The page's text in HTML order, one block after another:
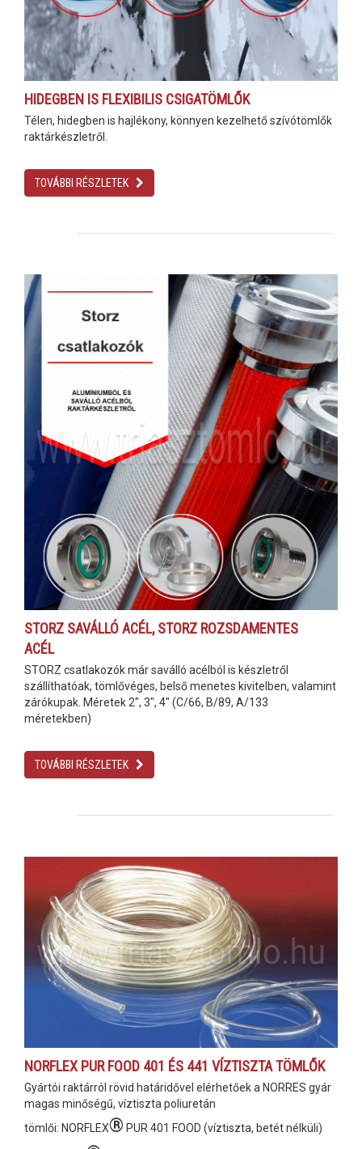
HIDEGBEN IS FLEXIBILIS CSIGATÖMLŐK
Télen, hidegben is hajlékony, könnyen kezelhető szívótömlők
raktárkészletről.
TOVÁBBI RÉSZLETEK
STORZ SAVÁLLÓ ACÉL, STORZ ROZSDAMENTES
ACÉL
STORZ csatlakozók már saválló acélból is készletről
szállíthatóak, tömlővéges, belső menetes kivitelben, valamint
zárókupak. Méretek 2", 3", 4" (C/66, B/89, A/133
méretekben)
TOVÁBBI RÉSZLETEK
NORFLEX PUR FOOD 401 ÉS 441 VÍZTISZTA TÖMLŐK
Gyártói raktárról rövid határidővel elérhetőek a NORRES gyár
magas minőségű, víztiszta poliuretán
tömlői: NORFLEX® PUR 401 FOOD (víztiszta, betét nélküli)